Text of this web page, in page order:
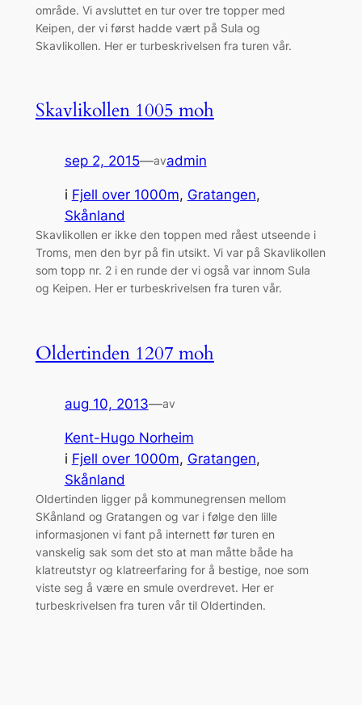
område. Vi avsluttet en tur over tre topper med
Keipen, der vi først hadde vært på Sula og
Skavlikollen. Her er turbeskrivelsen fra turen vår.
Skavlikollen 1005 moh
sep 2, 2015—avadmin
i Fjell over 1000m, Gratangen
Skånland
Skavlikollen er ikke den toppen med råest utseende i
Troms, men den byr på fin utsikt. Vi var på Skavlikollen
som topp nr. 2 i en runde der vi også var innom Sula
og Keipen. Her er turbeskrivelsen fra turen vår.
Oldertinden 1207 moh
aug 10, 2013—av
Kent-Hugo Norheim
i Fjell over 1000m, Gratangen
Skånland
Oldertinden ligger på kommunegrensen mellom
SKånland og Gratangen og var i følge den lille
informasjonen vi fant på internett før turen en
vanskelig sak som det sto at man måtte både ha
klatreutstyr og klatreerfaring for å bestige, noe som
viste seg å være en smule overdrevet. Her er
turbeskrivelsen fra turen vår til Oldertinden.